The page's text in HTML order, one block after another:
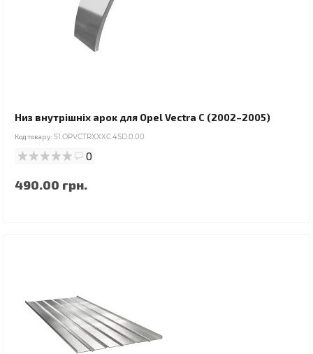
Низ внутрішніх арок для Opel Vectra C (2002–2005)
Код товару: 51.OPVCTRXXXC.4SD.0.00
0
490.00 грн.